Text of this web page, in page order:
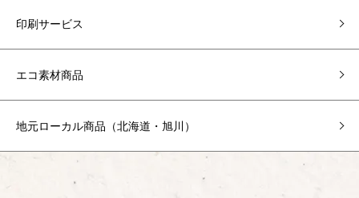
印刷サービス
エコ素材商品
地元ローカル商品（北海道・旭川）